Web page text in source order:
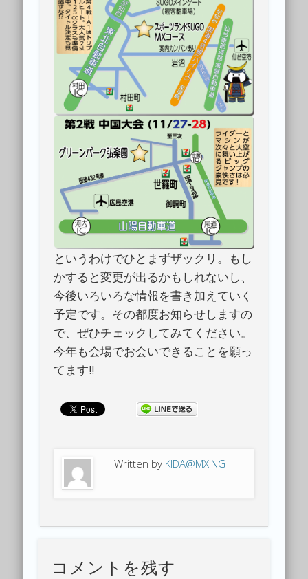
というわけでひとまずザックリ。もし
かすると変更が出るかもしれないし、
今後いろいろな情報を書き加えていく
予定です。その都度お知らせしますの
で、ぜひチェックしてみてください。
今年も会場でお会いできることを願っ
てます!!
Written by KIDA@MXING
コメントを残す